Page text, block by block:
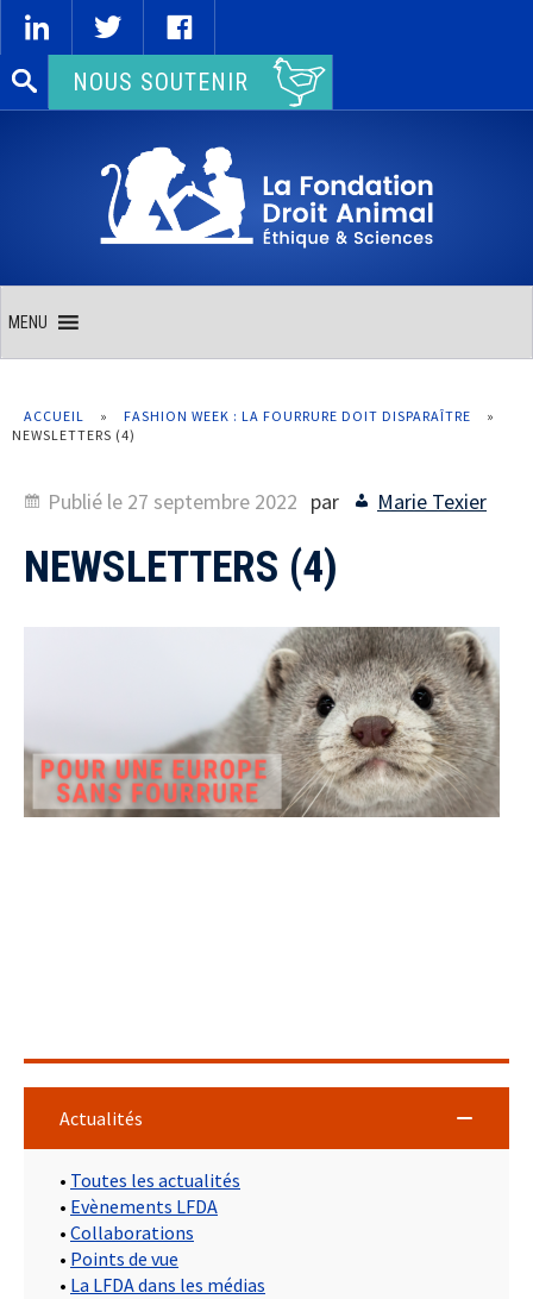
Rechercher :NOUS SOUTENIR
MENU
ACCUEIL » FASHION WEEK : LA FOURRURE DOIT DISPARAÎTRE
»
NEWSLETTERS (4)
Publié le 27 septembre 2022 par Marie Texier
NEWSLETTERS (4)
Actualités
• Toutes les actualités
• Evènements LFDA
• Collaborations
• Points de vue
• La LFDA dans les médias